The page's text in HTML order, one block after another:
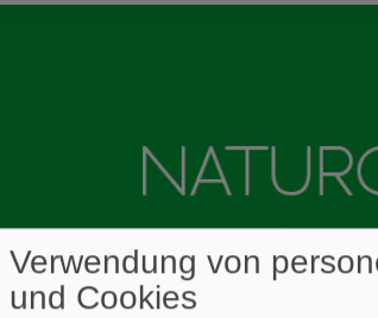
Verwendung von
und Cookies